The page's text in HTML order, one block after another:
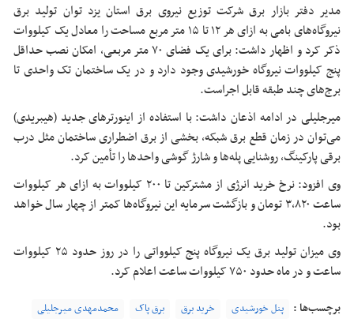
مدیر دفتر بازار برق شرکت توزیع نیروی برق استان یزد توان تولید برق
نیروگاه‌هایبامی
به ازای هر ۱۲ تا ۱۵ متر مربع مساحت را معادل یک کیلووات
ذکر کرد و اظهار داشت: برای یک فضای ۷۰ متر مربعی، امکان نصب حداقل
پنج کیلووات نیروگاه خورشیدی وجود دارد و در یک ساختمان تک واحدی تا
برج‌های چند طبقه قابل اجراست.
میرجلیلی در ادامه اذعان داشت: با استفاده از اینورترهایجدید (هیبریدی)
می‌توان در زمان قطع برق شبکه، بخشی از برق اضطراری ساختمان مثل درب
برقی پارکینگ، روشنایی پله‌ها و شارژ گوشی واحدها را تأمین کرد.
وی افزود: نرخ خرید انرژی از مشترکین تا ۲۰۰ کیلووات به ازای هر کیلووات
ساعت ۳,۸۲۰ تومان و بازگشت سرمایه این نیروگاه‌ها کمتر از چهار سال خواهد
بود.
وی میزان تولید برق یک نیروگاه پنج کیلوواتی را در روز حدود ۲۵ کیلووات
ساعت و در ماه حدود ۷۵۰ کیلووات ساعت اعلام کرد.
برچسب‌ها : پنل خورشیدی خرید برق برق پاک محمدمهدی میرجلیلی